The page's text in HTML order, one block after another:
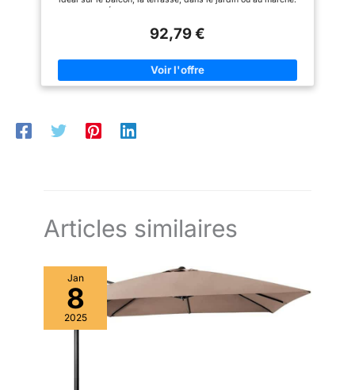
de ce parasol de jardin est de
protection minimale contre les
averses légères. Il est fortement
lorsqu'il pleut ou lorsqu'il y a
d'abîmer le parasol ou de
tourner au gré du vent.
UNE QUALITÉ CONVAINCANTE : L'armature est en aluminium
métal et un grand pied (Ø 100 cm) assurent une stabilité
imperméable de haute qualité, qui se monte et se démonte
sans effort grâce à une fermeture éclair. L'ajout pratique d'une
tige métallique facilite encore l'opération en rendant le montage
contre les averses d'été, les rayons UV et la lumière
éblouissante. UN RANGEMENT COMPACT : Le système de
92,79 €
Articles similaires
Jan
8
2025